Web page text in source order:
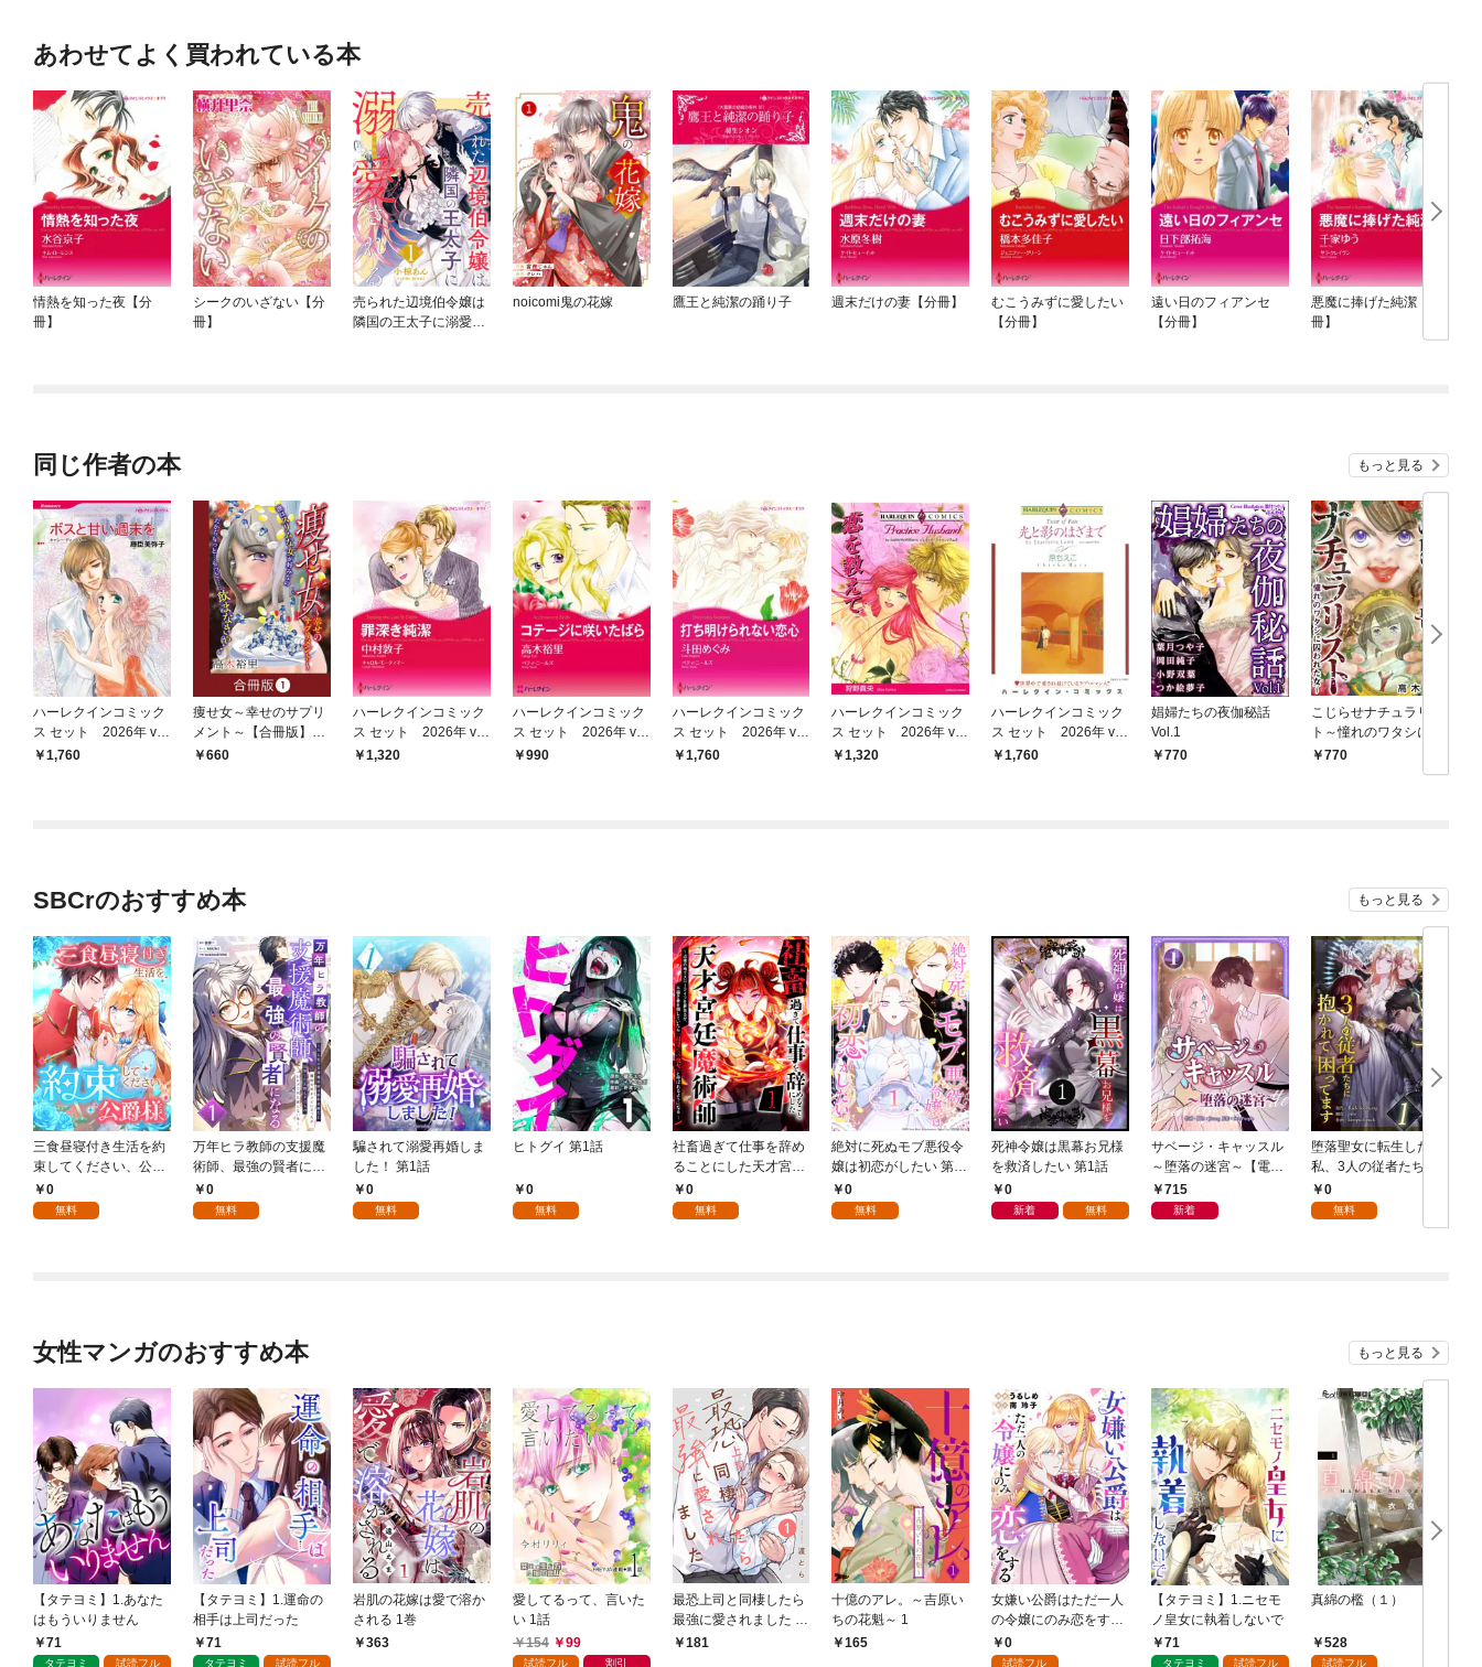
あわせてよく買われている本
情熱を知った夜【分
冊】
シークのいざない【分
冊】
売られた辺境伯令嬢は
隣国の王太子に溺愛さ
noicomi鬼の花嫁 鷹王と純潔の踊り子 週末だけの妻【分冊】
むこうみずに愛したい
【分冊】
遠い日のフィアンセ
【分冊】
悪魔に捧げた純潔【分
冊】
同じ作者の本 もっと見る
ハーレクインコミック
ス セット 2026年 vo
l.925
1,760
痩せ女～幸せのサプリ
メント～【合冊版】
（1）
660
ハーレクインコミック
ス セット 2026年 vo
l.855
1,320
ハーレクインコミック
ス セット 2026年 vo
l.778
990
ハーレクインコミック
ス セット 2026年 vo
l.904
1,760
ハーレクインコミック
ス セット 2026年 vo
l.845
1,320
ハーレクインコミック
ス セット 2026年 vo
l.910
1,760
娼婦たちの夜伽秘話
Vol.1
770
こじらせナチュラリス
ト～憧れのワタシに囚
われた女～ 単行本版
770
SBCrのおすすめ本 もっと見る
三食昼寝付き生活を約
束してください、公爵
様 1話
0
無料
万年ヒラ教師の支援魔
術師、最強の賢者にな
る～不人気の支援魔術
師は給料泥棒だと魔術
0
無料
騙されて溺愛再婚しま
した！ 第1話
0
無料
ヒトグイ 第1話
0
無料
社畜過ぎて仕事を辞め
ることにした天才宮廷
魔術師～辺境の地でス
ローライフを夢見る
0
無料
絶対に死ぬモブ悪役令
嬢は初恋がしたい 第1
話0
無料
死神令嬢は黒幕お兄様
を救済したい 第1話
0
新着 無料
サベージ・キャッスル
～堕落の迷宮～【電子
単行本版】 第1巻
715
新着
堕落聖女に転生した
私、3人の従者たちに
抱かれて困ってます 第
1話
0
無料
女性マンガのおすすめ本 もっと見る
【タテヨミ】1.あなた
はもういりません
71
タテヨミ 試読フル
【タテヨミ】1.運命の
相手は上司だった
71
タテヨミ 試読フル
岩肌の花嫁は愛で溶か
される 1巻
363
愛してるって、言いた
い 1話
154
99
試読フル 割引
最恐上司と同棲したら
最強に愛されました 1
巻181
十億のアレ。～吉原い
ちの花魁～ 1
165
女嫌い公爵はただ一人
の令嬢にのみ恋をする
（分冊版）第１話
0
試読フル
【タテヨミ】1.ニセモ
ノ皇女に執着しないで
71
タテヨミ 試読フル
真綿の檻（１）
528
試読フル